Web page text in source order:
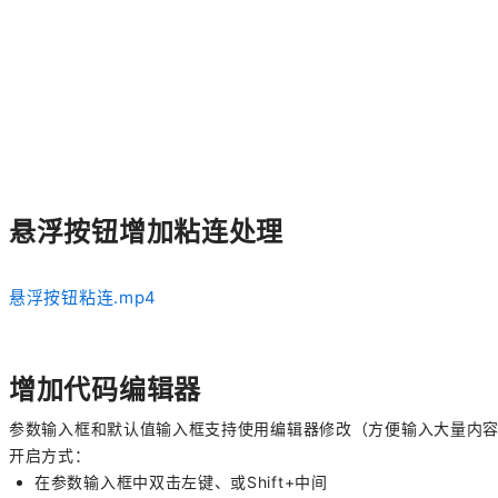
悬浮按钮增加粘连处理
悬浮按钮粘连.mp4
增加代码编辑器
参数输入框和默认值输入框支持使用编辑器修改（方便输入大量内
开启方式：
在参数输入框中双击左键、或Shift+中间